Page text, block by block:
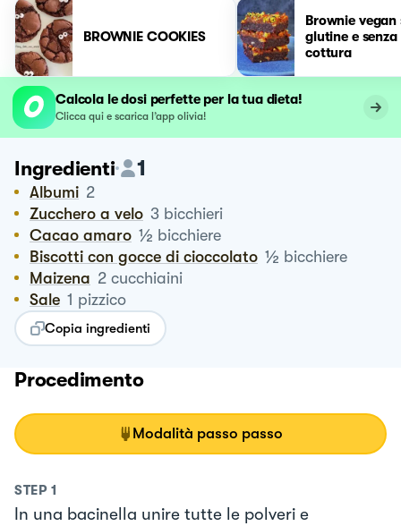
BROWNIE COOKIES
Brownie vegan
glutine e senza
cottura
Calcola le dosi perfette per la tua dieta!
Clicca qui e scarica l’app olivia!
Ingredienti 1
Albumi 2
Zucchero a velo 3 bicchieri
Cacao amaro ½ bicchiere
Biscotti con gocce di cioccolato ½ bicchiere
Maizena 2 cucchiaini
Sale 1 pizzico
Copia ingredienti
Procedimento
Modalità passo passo
STEP 1
In una bacinella unire tutte le polveri e